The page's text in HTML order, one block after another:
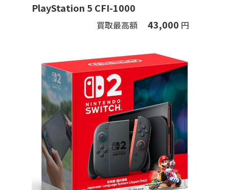
PlayStation 5 CFI-1000
買取最高額 43,000 円